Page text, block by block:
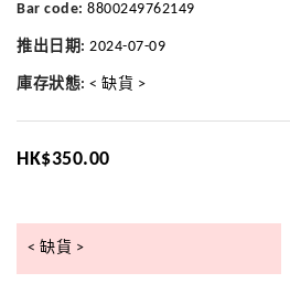
Bar code: 8800249762149
推出日期: 2024-07-09
庫存狀態: < 缺貨 >
HK$350.00
< 缺貨 >